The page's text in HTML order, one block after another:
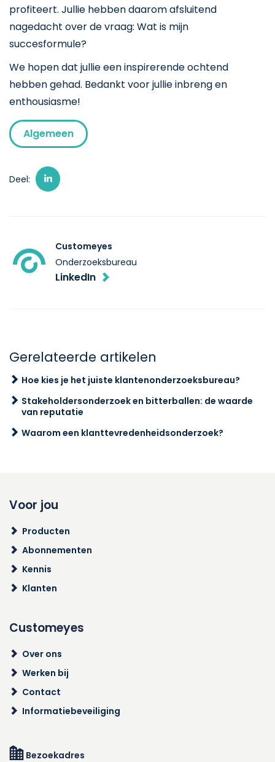
profiteert. Jullie hebben daarom afsluitend
nagedacht over de vraag: Wat is mijn
succesformule?
We hopen dat jullie een inspirerende ochtend
hebben gehad. Bedankt voor jullie inbreng en
enthousiasme!
Algemeen
Deel:
Customeyes
Onderzoeksbureau
LinkedIn
Gerelateerde artikelen
Hoe kies je het juiste klantenonderzoeksbureau?
Stakeholdersonderzoek en bitterballen: de waarde
van reputatie
Waarom een klanttevredenheidsonderzoek?
Voor jou
Producten
Abonnementen
Kennis
Klanten
Customeyes
Over ons
Werken bij
Contact
Informatiebeveiliging
Bezoekadres